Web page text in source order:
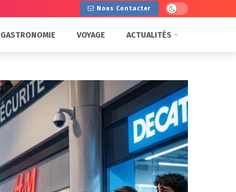
Nous Contacter Dark mode
GASTRONOMIE VOYAGE ACTUALITÉS